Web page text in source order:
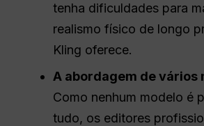
tenha dificuldades para
realismo físico de longo
Kling oferece.
A abordagem de vários
Como nenhum modelo é
tudo, os editores